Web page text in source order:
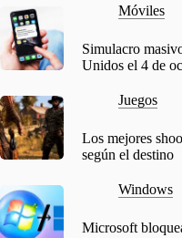
Móviles
Simulacro
Unidos el 4 de
Juegos
Los mejores
según el destino
Windows
Microsoft